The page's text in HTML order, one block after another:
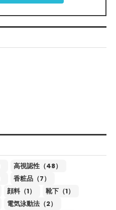
高視認性（48）
香粧品（7）
顔料（1）
靴下（1）
電気泳動法（2）